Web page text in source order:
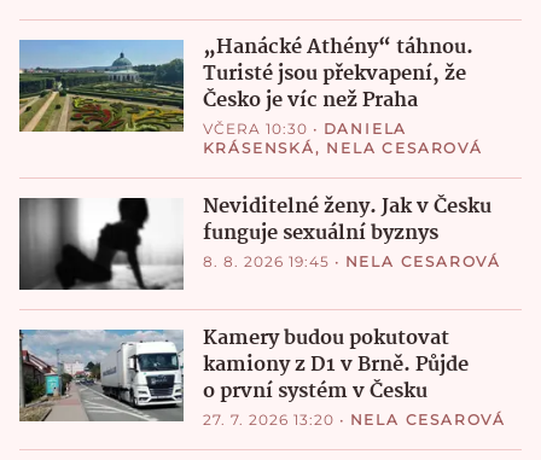
„Hanácké Athény“ táhnou.
Turisté jsou překvapení, že
Česko je víc než Praha
VČERA 10:30 • DANIELA
KRÁSENSKÁ, NELA CESAROVÁ
Neviditelné ženy. Jak v Česku
funguje sexuální byznys
8. 8. 2026 19:45 • NELA CESAROVÁ
Kamery budou pokutovat
kamiony z D1 v Brně. Půjde
o první systém v Česku
27. 7. 2026 13:20 • NELA CESAROVÁ